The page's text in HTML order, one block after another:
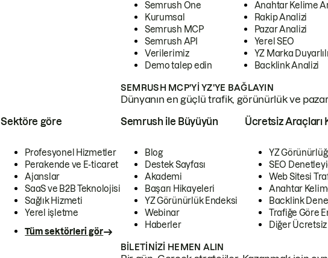
Semrush One
Kurumsal
Semrush MCP
Semrush API
Verilerimiz
Demo talep edin
Anahtar Kelime
Rakip Analizi
Pazar Analizi
Yerel SEO
YZ Marka
Backlink Analizi
SEMRUSH MCP'YI YZ'YE BAĞLAYIN
Dünyanın en güçlü trafik, görünürlük ve
Sektöre göre
Profesyonel Hizmetler
Perakende ve E-ticaret
Ajanslar
SaaS ve B2B Teknolojisi
Sağlık Hizmeti
Yerel işletme
Tüm sektörleri gör
Semrush ile Büyüyün
Blog
Destek Sayfası
Akademi
Başarı Hikayeleri
YZ Görünürlük Endeksi
Webinar
Haberler
Ücretsiz Araçları
YZ
SEO
Web Sitesi
Anahtar
Backlink
Trafiğe Göre
Diğer
BILETINIZI HEMEN ALIN